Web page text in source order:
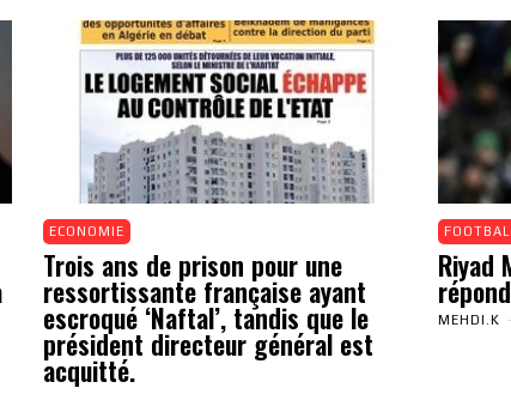
ECONOMIE
Trois ans de prison pour une
ressortissante française ayant
escroqué ‘Naftal’, tandis que le
président directeur général est
acquitté.
Riyad
MEHDI.K -